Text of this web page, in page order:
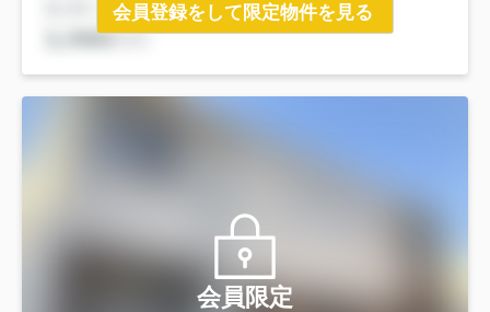
会員登録をして限定物件を見る
会員限定